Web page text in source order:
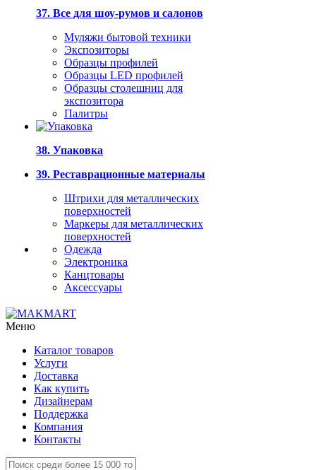
37. Все для шоу-румов и салонов
Муляжи бытовой техники
Экспозиторы
Образцы профилей
Образцы LED профилей
Образцы столешниц для
экспозитора
Палитры
38. Упаковка
39. Реставрационные материалы
Штрихи для металлических
поверхностей
Маркеры для металлических
поверхностей
Одежда
Электроника
Канцтовары
Аксессуары
Меню
Каталог товаров
Услуги
Доставка
Как купить
Дизайнерам
Поддержка
Компания
Контакты